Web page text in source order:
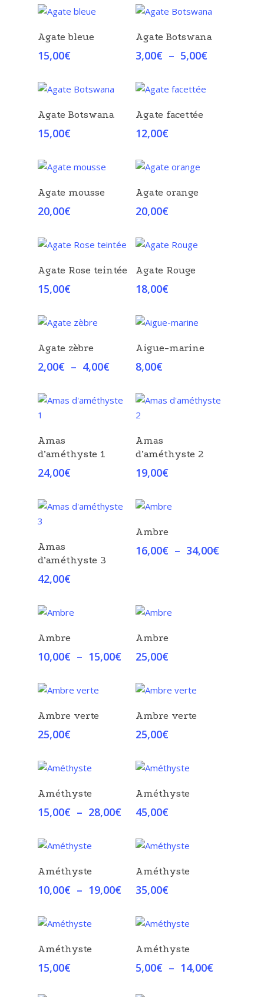
Choix Des Options
Agate bleue
15,00€
Agate Botswana
3,00€ – 5,00€Plage
Agate Botswana
15,00€
Choix Des Options
Agate facettée
12,00€
Agate mousse
20,00€
Agate orange
20,00€
Choix Des Options
Agate Rose teintée
15,00€
Agate Rouge
18,00€
Choix Des Options
Agate zèbre
2,00€ – 4,00€Plage
2,00€
Choix Des Options
Aigue-marine
8,00€
Amas
d’améthyste 1
24,00€
Amas
d’améthyste 2
19,00€
Amas
d’améthyste 3
42,00€
Choix Des Options
Ambre
16,00€ – 34,00€Plage
Choix Des Options
Ambre
10,00€ – 15,00€Plage
prix :
10,00€
15,00€
Choix Des Options
Ambre
25,00€
Choix Des Options
Ambre verte
25,00€
Choix Des Options
Ambre verte
25,00€
Choix Des Options
Améthyste
15,00€ – 28,00€Plage
prix :
15,00€
28,00€
Choix Des Options
Améthyste
45,00€
Choix Des Options
Améthyste
10,00€ – 19,00€Plage
prix :
10,00€
19,00€
Choix Des Options
Améthyste
35,00€
Choix Des Options
Améthyste
15,00€
Choix Des Options
Améthyste
5,00€ – 14,00€Plage